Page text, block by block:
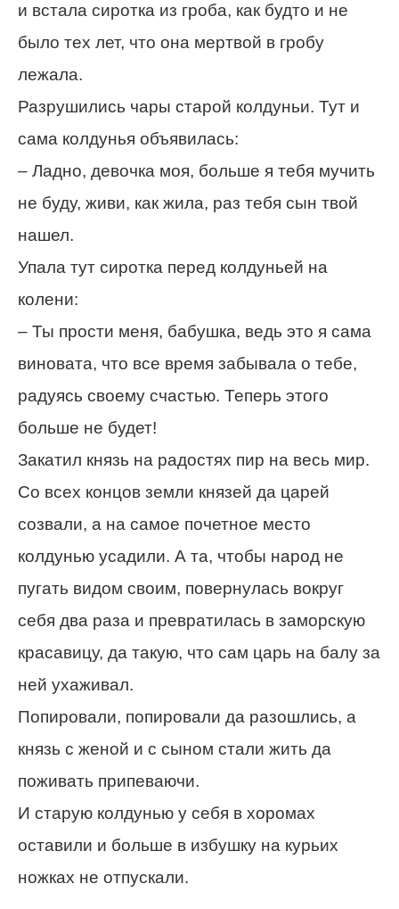
и встала сиротка из гроба, как будто и не
было тех лет, что она мертвой в гробу
лежала.
Разрушились чары старой колдуньи. Тут и
сама колдунья объявилась:
– Ладно, девочка моя, больше я тебя мучить
не буду, живи, как жила, раз тебя сын твой
нашел.
Упала тут сиротка перед колдуньей на
колени:
– Ты прости меня, бабушка, ведь это я сама
виновата, что все время забывала о тебе,
радуясь своему счастью. Теперь этого
больше не будет!
Закатил князь на радостях пир на весь мир.
Со всех концов земли князей да царей
созвали, а на самое почетное место
колдунью усадили. А та, чтобы народ не
пугать видом своим, повернулась вокруг
себя два раза и превратилась в заморскую
красавицу, да такую, что сам царь на балу за
ней ухаживал.
Попировали, попировали да разошлись, а
князь с женой и с сыном стали жить да
поживать припеваючи.
И старую колдунью у себя в хоромах
оставили и больше в избушку на курьих
ножках не отпускали.